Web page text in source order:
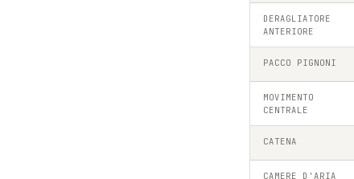
DERAGLIATORE
ANTERIORE
PACCO PIGNONI
MOVIMENTO
CENTRALE
CATENA
CAMERE D'ARIA